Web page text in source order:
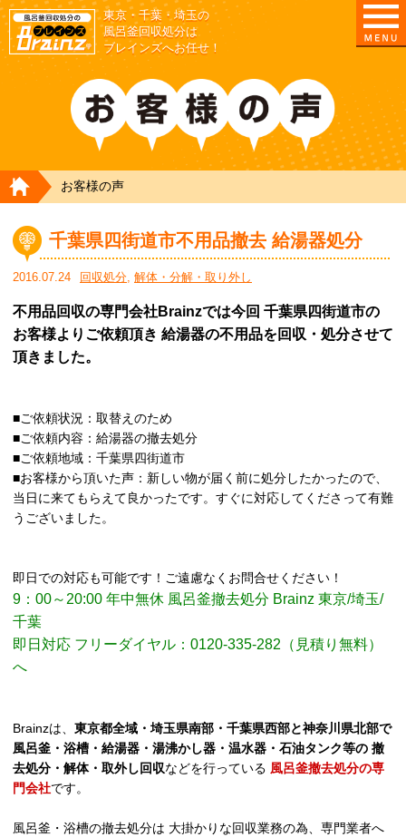
東京/埼玉/千葉/神奈川の 風呂釜撤去・取外し・処分
東京・千葉・埼玉の
風呂釜回収処分は
ブレインズへお任せ！
HOME
お客様の声
千葉県四街道市不用品撤去 給湯器処分
2016.07.24 回収処分, 解体・分解・取り外し
不用品回収の専門会社Brainzでは今回 千葉県四街道市の
お客様よりご依頼頂き 給湯器の不用品を回収・処分させて
頂きました。
■ご依頼状況：取替えのため
■ご依頼内容：給湯器の撤去処分
■ご依頼地域：千葉県四街道市
■お客様から頂いた声：新しい物が届く前に処分したかったので、
当日に来てもらえて良かったです。すぐに対応してくださって有難
うございました。
即日での対応も可能です！ご遠慮なくお問合せください！
9：00～20:00 年中無休 風呂釜撤去処分 Brainz 東京/埼玉/
千葉
即日対応 フリーダイヤル：0120-335-282（見積り無料）
へ
Brainzは、 東京都全域・埼玉県南部・千葉県西部と神奈川県北部で
風呂釜・浴槽・給湯器・湯沸かし器・温水器・石油タンク等の 撤
去処分・解体・取外し回収などを行っている 風呂釜撤去処分の専
門会社です。
風呂釜・浴槽の撤去処分は 大掛かりな回収業務の為、専門業者へ